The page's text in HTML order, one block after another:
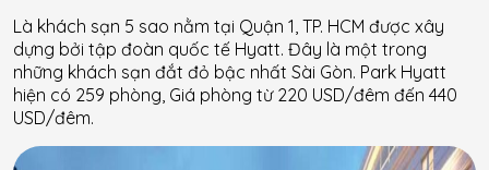
Là khách sạn 5 sao nằm tại Quận 1, TP. HCM được xây
dựng bởi tập đoàn quốc tế Hyatt. Đây là một trong
những khách sạn đắt đỏ bậc nhất Sài Gòn. Park Hyatt
hiện có 259 phòng, Giá phòng từ 220 USD/đêm đến 440
USD/đêm.